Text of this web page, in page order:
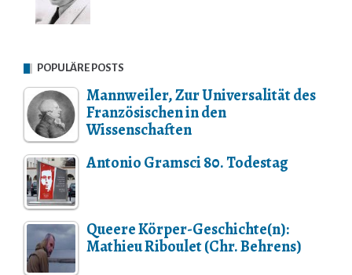
POPULÄRE POSTS
Mannweiler, Zur Universalität des
Französischen in den
Wissenschaften
Antonio Gramsci 80. Todestag
Queere Körper-Geschichte(n):
Mathieu Riboulet (Chr. Behrens)